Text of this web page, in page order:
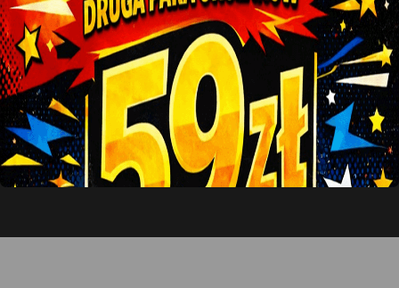
maksymalnej personalizacji szkieł okularowych
Funduskamera
Najnowsza generacja urządzenia do badania
dna oka japońskiej firmy Topcon – dla klientów
galerii Visus badanie jest BEZPŁATNE